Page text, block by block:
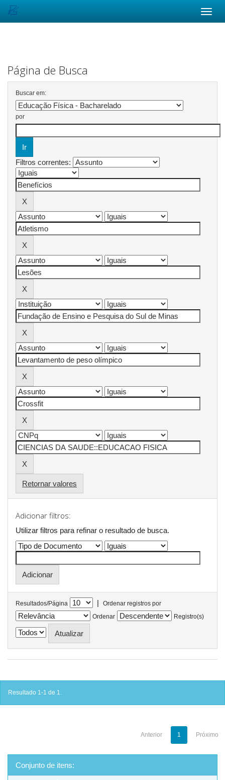
Página de Busca
Buscar em:
por
Filtros correntes:
Retornar valores
Adicionar filtros:
Utilizar filtros para refinar o resultado de busca.
Resultados/Página |
Ordenar registros por
Ordenar
Registro(s)
Resultado 1-1 de 1.
Anterior 1 Próximo
Conjunto de itens: